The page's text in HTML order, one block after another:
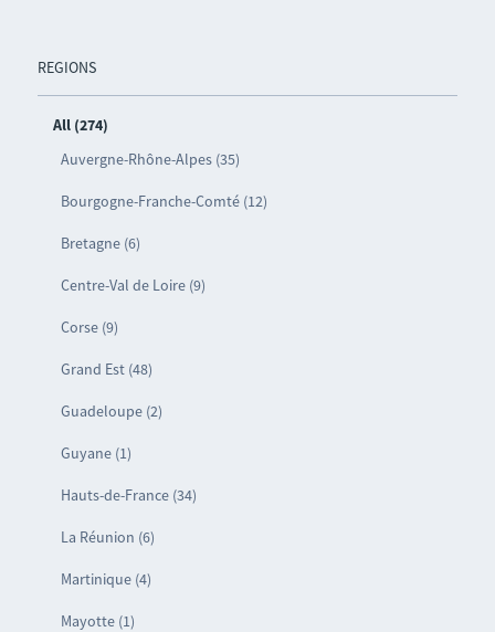
REGIONS
All (274)
Auvergne-Rhône-Alpes (35)
Bourgogne-Franche-Comté (12)
Bretagne (6)
Centre-Val de Loire (9)
Corse (9)
Grand Est (48)
Guadeloupe (2)
Guyane (1)
Hauts-de-France (34)
La Réunion (6)
Martinique (4)
Mayotte (1)